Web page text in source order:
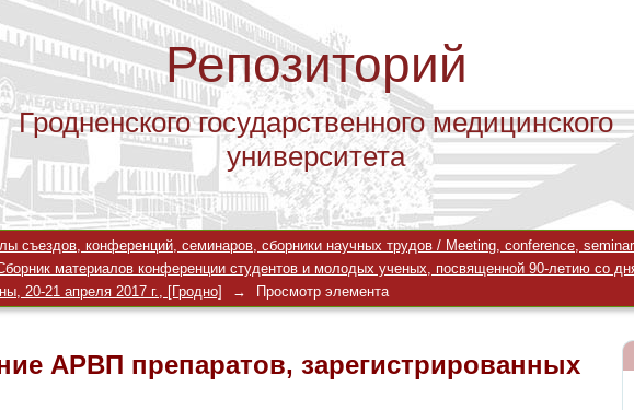
Репозиторий
Гродненского государственного медицинского
университета
АРВП препаратов, зарегистрированных в
съездов, конференций, семинаров, сборники научных трудов / Meeting, conference,
материалов конференции студентов и молодых ученых, посвященной 90-летию со
20-21 апреля 2017 г., [Гродно]
→ Просмотр элемента
АРВП препаратов, зарегистрированных